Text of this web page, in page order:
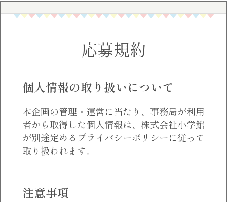
応募規約
個人情報の取り扱いについて
本企画の管理・運営に当たり、事務局が利用
者から取得した個人情報は、株式会社小学館
が別途定めるプライバシーポリシーに従って
取り扱われます。
注意事項